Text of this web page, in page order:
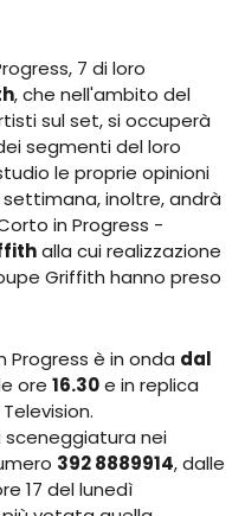
7 di loro
, che nell'ambito del
sul set, si occuperà
segmenti del loro
le proprie opinioni
inoltre, andrà
in Progress -
alla cui realizzazione
Griffith hanno preso
Progress è in onda dal
ore 16.30e in replica
sceneggiatura nei
392 8889914, dalle
17 del lunedì